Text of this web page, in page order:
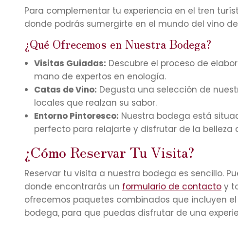
Para complementar tu experiencia en el tren
donde podrás sumergirte en el mundo del vino
¿Qué Ofrecemos en Nuestra Bodega?
Visitas Guiadas: Descubre el proceso de
mano de expertos en enología.
Catas de Vino: Degusta una selección de
locales que realzan su sabor.
Entorno Pintoresco: Nuestra bodega está
perfecto para relajarte y disfrutar de la belleza
¿Cómo Reservar Tu Visita?
Reservar tu visita a nuestra bodega es sencillo.
donde encontrarás un formulario de contacto y
ofrecemos paquetes combinados que incluyen
bodega, para que puedas disfrutar de una